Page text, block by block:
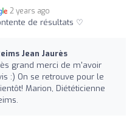
2 years ago
de résultats ♡
Jean Jaurès
grand merci de m'avoir
:) On se retrouve pour le
Marion, Diététicienne